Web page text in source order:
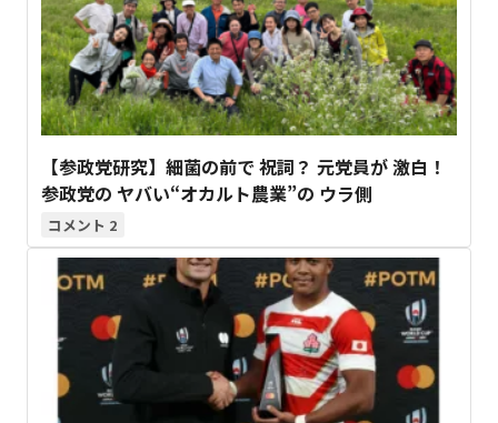
【参政党研究】細菌の前で 祝詞？ 元党員が 激白！
参政党の ヤバい“オカルト農業”の ウラ側
2